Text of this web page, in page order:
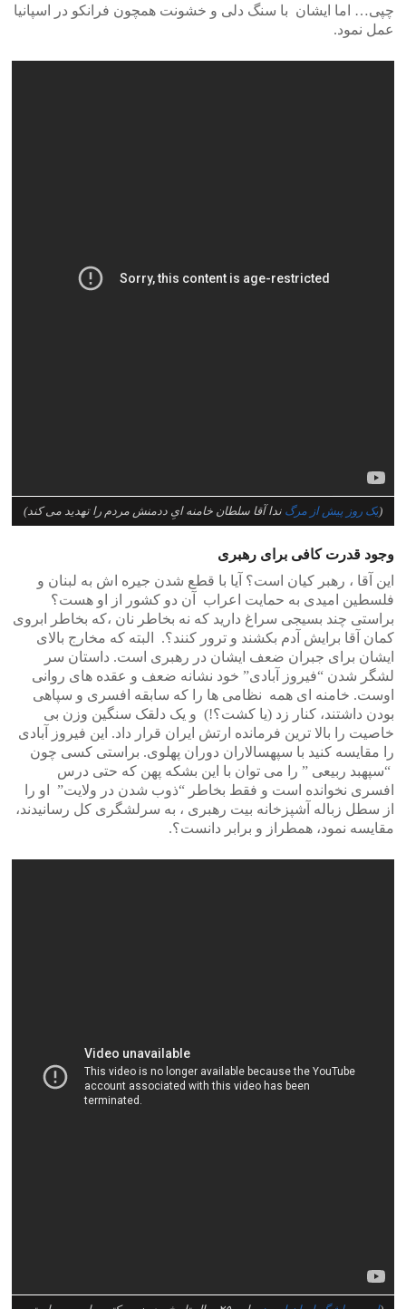
چپی… اما ایشان با سنگ دلی و خشونت همچون فرانکو در اسپانیا
عمل نمود.
(یک روز پیش از مرگ ندا آقا سلطان خامنه ایِ ددمنش مردم را تهدید می کند)
وجود قدرت کافی برای رهبری
این آقا ، رهبر کیان است؟ آیا با قطع شدن جیره اش به لبنان و
فلسطین امیدی به حمایت اعراب آن دو کشور از او هست؟
براستی چند بسیجی سراغ دارید که نه بخاطر نان ،که بخاطر ابروی
کمان آقا برایش آدم بکشند و ترور کنند؟. البته که مخارج بالای
ایشان برای جبران ضعف ایشان در رهبری است. داستان سر
لشگر شدن “فیروز آبادی” خود نشانه ضعف و عقده های روانی
اوست. خامنه ای همه نظامی ها را که سابقه افسری و سپاهی
بودن داشتند، کنار زد (یا کشت؟!) و یک دلقک سنگین وزن بی
خاصیت را بالا ترین فرمانده ارتش ایران قرار داد. این فیروز آبادی
را مقایسه کنید با سپهسالاران دوران پهلوی. براستی کسی چون
“سپهبد ربیعی ” را می توان با این بشکه پهن که حتی درس
افسری نخوانده است و فقط بخاطر “ذوب شدن در ولایت” او را
از سطل زباله آشپزخانه بیت رهبری ، به سرلشگری کل رسانیدند،
مقایسه نمود، همطراز و برابر دانست؟.